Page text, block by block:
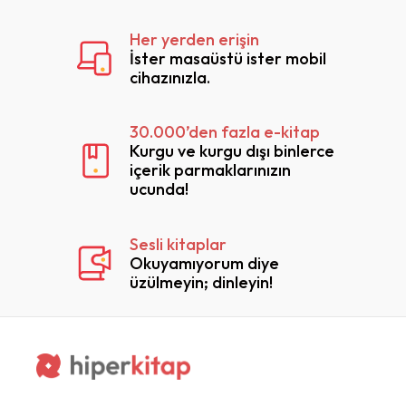
Systems and
Data
Management
Her yerden erişin
İster masaüstü ister mobil
cihazınızla.
30.000’den fazla e-kitap
Kurgu ve kurgu dışı binlerce
içerik parmaklarınızın
ucunda!
Sesli kitaplar
Okuyamıyorum diye
üzülmeyin; dinleyin!